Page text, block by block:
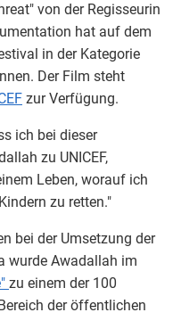
von der Regisseurin
hat auf dem
in der Kategorie
Der Film steht
zur Verfügung.
ich bei dieser
zu UNICEF,
Leben, worauf ich
zu retten."
bei der Umsetzung der
wurde Awadallah im
zu einem der 100
der öffentlichen